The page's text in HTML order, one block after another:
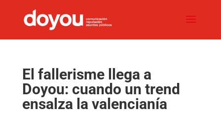
El fallerisme llega a
Doyou: cuando un trend
ensalza la valencianía